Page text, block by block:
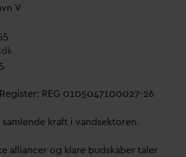
V
REG 0105047100027-26
kraft i vandsektoren.
alliancer og klare budskaber taler